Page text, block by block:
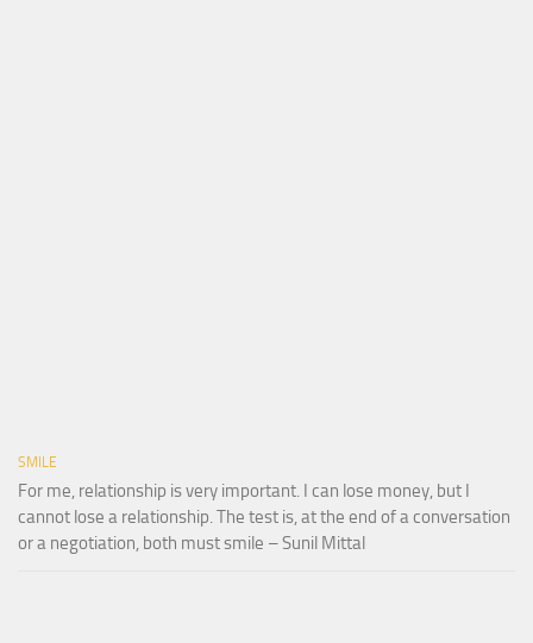
SMILE
For me, relationship is very important. I can lose money, but I
cannot lose a relationship. The test is, at the end of a conversation
or a negotiation, both must smile – Sunil Mittal